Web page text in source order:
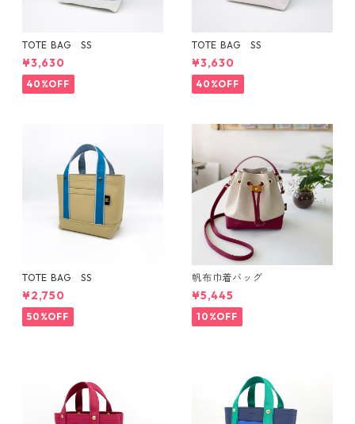
TOTE BAG SS
¥3,630
40%OFF
TOTE BAG SS
¥3,630
40%OFF
TOTE BAG SS
¥2,750
50%OFF
帆布巾着バッグ
¥5,445
10%OFF